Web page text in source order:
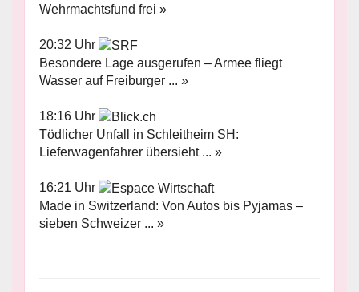
Wehrmachtsfund frei »
20:32 Uhr
Besondere Lage ausgerufen – Armee fliegt
Wasser auf Freiburger ... »
18:16 Uhr
Tödlicher Unfall in Schleitheim SH:
Lieferwagenfahrer übersieht ... »
16:21 Uhr
Made in Switzerland: Von Autos bis Pyjamas –
sieben Schweizer ... »